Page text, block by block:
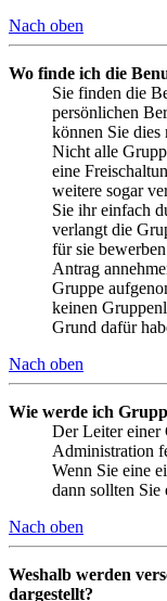
Nach oben
Wo finde ich die
Sie finden die
persönlichen
können Sie dies
Nicht alle
eine
weitere sogar
Sie ihr einfach
verlangt die
für sie
Antrag
Gruppe
keinen
Grund dafür
Nach oben
Wie werde ich
Der Leiter einer
Administration
Wenn Sie eine
dann sollten
Nach oben
Weshalb werden
dargestellt?